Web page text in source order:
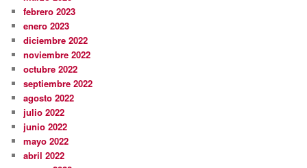
febrero 2023
enero 2023
diciembre 2022
noviembre 2022
octubre 2022
septiembre 2022
agosto 2022
julio 2022
junio 2022
mayo 2022
abril 2022